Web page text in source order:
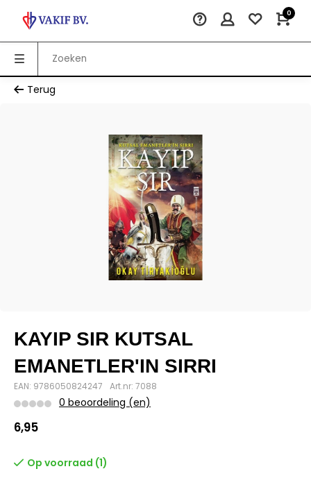
0
Terug
KAYIP SIR KUTSAL
EMANETLER'IN SIRRI
EAN: 9786050824247 Art.nr: 7088
0 beoordeling (en)
6,95
Op voorraad (1)